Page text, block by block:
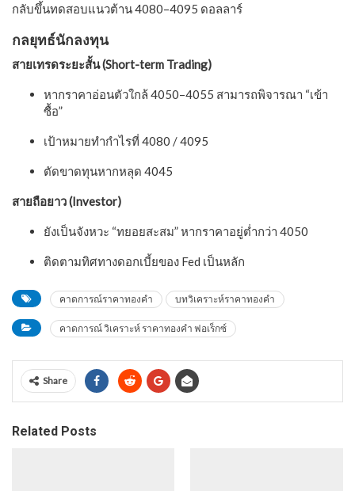
กลับขึ้นทดสอบแนวต้าน 4080–4095 ดอลลาร์
กลยุทธ์นักลงทุน
สายเทรดระยะสั้น (Short-term Trading)
หากราคาอ่อนตัวใกล้ 4050–4055 สามารถพิจารณา “เข้า
ซื้อ”
เป้าหมายทำกำไรที่ 4080 / 4095
ตัดขาดทุนหากหลุด 4045
สายถือยาว (Investor)
ยังเป็นจังหวะ “ทยอยสะสม” หากราคาอยู่ต่ำกว่า 4050
ติดตามทิศทางดอกเบี้ยของ Fed เป็นหลัก
คาดการณ์ราคาทองคำ บทวิเคราะห์ราคาทองคำ
คาดการณ์ วิเคราะห์ ราคาทองคำ ฟอเร็กซ์
Share
Related Posts